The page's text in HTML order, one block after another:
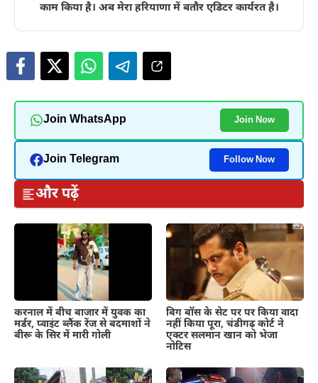
काम किया है। अब मेरा हरियाणा में बतौर एडिटर कार्यरत है।
Join WhatsApp Join Now
Join Telegram Follow Now
और पढ़ें
करनाल में बीच बाजार में युवक का
मर्डर, प्वाइंट ब्लैंक रेंज से बदमाशों ने
बीरू के सिर में मारी गोली
बिग बॉस के सेट पर पर किया वादा
नहीं किया पूरा, चंडीगढ़ कोर्ट ने
एक्टर सलमान खान को भेजा
नोटिस